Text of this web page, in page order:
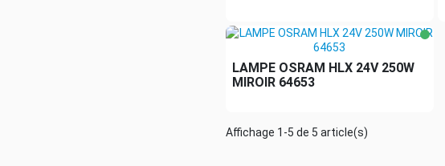
LAMPE OSRAM HLX 24V 250W
MIROIR 64653
Affichage 1-5 de 5 article(s)